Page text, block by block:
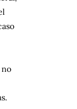
no